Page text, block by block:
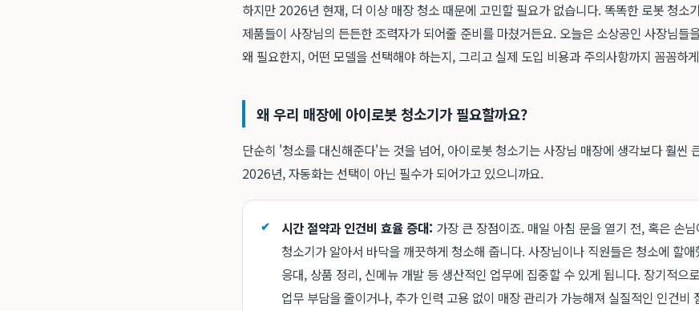
하지만 2026년 현재, 더 이상 매장 청소 때문에 고민할 필요가 없습니다. 똑똑한 로봇 청
제품들이 사장님의 든든한 조력자가 되어줄 준비를 마쳤거든요. 오늘은 소상공인 사장님들
왜 필요한지, 어떤 모델을 선택해야 하는지, 그리고 실제 도입 비용과 주의사항까지 꼼꼼하
왜 우리 매장에 아이로봇 청소기가 필요할까요?
단순히 '청소를 대신해준다'는 것을 넘어, 아이로봇 청소기는 사장님 매장에 생각보다 훨씬
2026년, 자동화는 선택이 아닌 필수가 되어가고 있으니까요.
시간 절약과 인건비 효율 증대: 가장 큰 장점이죠. 매일 아침 문을 열기 전, 혹은 손
청소기가 알아서 바닥을 깨끗하게 청소해 줍니다. 사장님이나 직원들은 청소에 할
응대, 상품 정리, 신메뉴 개발 등 생산적인 업무에 집중할 수 있게 됩니다. 장기적으
업무 부담을 줄이거나, 추가 인력 고용 없이 매장 관리가 가능해져 실질적인 인건비